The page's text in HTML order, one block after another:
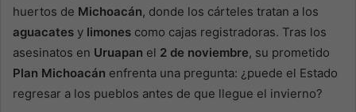
huertos de Michoacán, donde los cárteles tratan a los
aguacates y limones como cajas registradoras. Tras los
asesinatos en Uruapan el 2 de noviembre, su prometido
Plan Michoacán enfrenta una pregunta: ¿puede el Estado
regresar a los pueblos antes de que llegue el invierno?